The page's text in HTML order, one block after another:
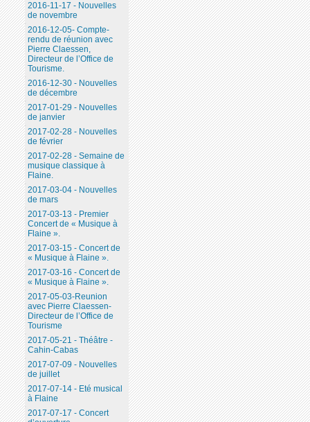
2016-11-17 - Nouvelles
de novembre
2016-12-05- Compte-
rendu de réunion avec
Pierre Claessen,
Directeur de l’Office de
Tourisme.
2016-12-30 - Nouvelles
de décembre
2017-01-29 - Nouvelles
de janvier
2017-02-28 - Nouvelles
de février
2017-02-28 - Semaine de
musique classique à
Flaine.
2017-03-04 - Nouvelles
de mars
2017-03-13 - Premier
Concert de « Musique à
Flaine ».
2017-03-15 - Concert de
« Musique à Flaine ».
2017-03-16 - Concert de
« Musique à Flaine ».
2017-05-03-Reunion
avec Pierre Claessen-
Directeur de l’Office de
Tourisme
2017-05-21 - Théâtre -
Cahin-Cabas
2017-07-09 - Nouvelles
de juillet
2017-07-14 - Eté musical
à Flaine
2017-07-17 - Concert